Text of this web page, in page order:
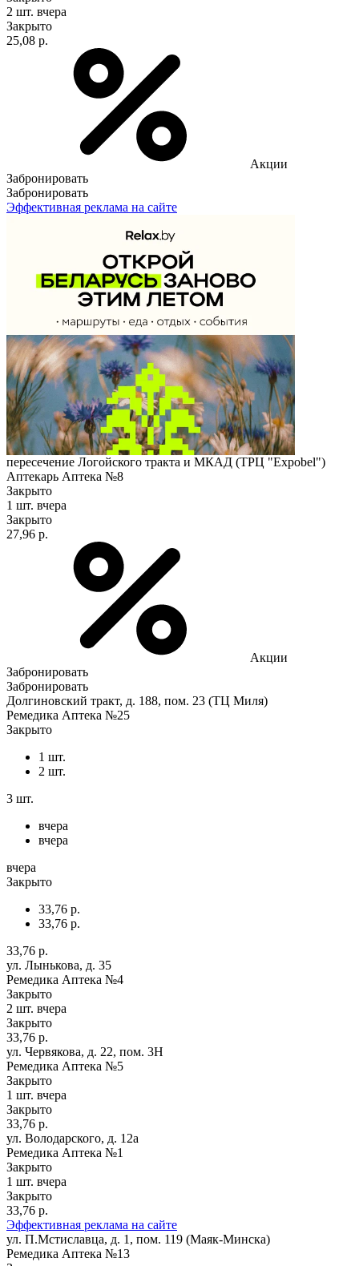
2 шт. вчера
Закрыто
25,08 р.
Акции
Забронировать
Забронировать
Эффективная реклама на сайте
пересечение Логойского тракта и МКАД (ТРЦ "Expobel")
Аптекарь Аптека №8
Закрыто
1 шт. вчера
Закрыто
27,96 р.
Акции
Забронировать
Забронировать
Долгиновский тракт, д. 188, пом. 23 (ТЦ Миля)
Ремедика Аптека №25
Закрыто
1 шт.
2 шт.
3 шт.
вчера
вчера
вчера
Закрыто
33,76 р.
33,76 р.
33,76 р.
ул. Лынькова, д. 35
Ремедика Аптека №4
Закрыто
2 шт. вчера
Закрыто
33,76 р.
ул. Червякова, д. 22, пом. 3Н
Ремедика Аптека №5
Закрыто
1 шт. вчера
Закрыто
33,76 р.
ул. Володарского, д. 12а
Ремедика Аптека №1
Закрыто
1 шт. вчера
Закрыто
33,76 р.
Эффективная реклама на сайте
ул. П.Мстиславца, д. 1, пом. 119 (Маяк-Минска)
Ремедика Аптека №13